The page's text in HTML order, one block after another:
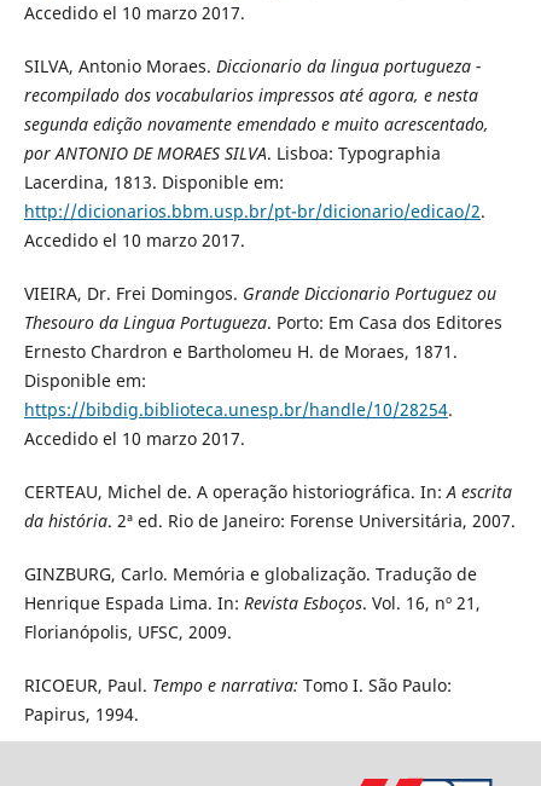
Accedido el 10 marzo 2017.
SILVA, Antonio Moraes. Diccionario da lingua portugueza -
recompilado dos vocabularios impressos até agora, e nesta
segunda edição novamente emendado e muito acrescentado,
por ANTONIO DE MORAES SILVA. Lisboa: Typographia
Lacerdina, 1813. Disponible em:
http://dicionarios.bbm.usp.br/pt-br/dicionario/edicao/2.
Accedido el 10 marzo 2017.
VIEIRA, Dr. Frei Domingos. Grande Diccionario Portuguez ou
Thesouro da Lingua Portugueza. Porto: Em Casa dos Editores
Ernesto Chardron e Bartholomeu H. de Moraes, 1871.
Disponible em:
https://bibdig.biblioteca.unesp.br/handle/10/28254.
Accedido el 10 marzo 2017.
CERTEAU, Michel de. A operação historiográfica. In:A escrita
da história. 2ª ed. Rio de Janeiro: Forense Universitária, 2007.
GINZBURG, Carlo. Memória e globalização. Tradução de
Henrique Espada Lima. In: Revista Esboços. Vol. 16, nº 21,
Florianópolis, UFSC, 2009.
​RICOEUR, Paul. Tempo e narrativa: Tomo I. São Paulo:
Papirus, 1994.